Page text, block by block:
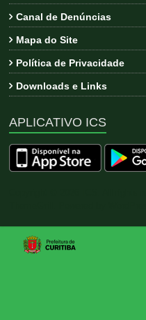
Canal de Denúncias
Mapa do Site
Política de Privacidade
Downloads e Links
APLICATIVO ICS